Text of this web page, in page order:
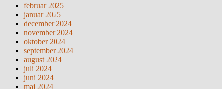
februar 2025
januar 2025
december 2024
november 2024
oktober 2024
september 2024
august 2024
juli 2024
juni 2024
maj 2024